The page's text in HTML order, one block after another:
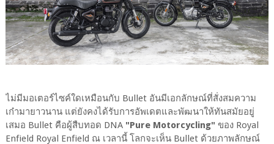
ไม่มีมอเตอร์ไซค์ใดเหมือนกับ Bullet อันมีเอกลักษณ์ที่สั่งสมความ
เก๋ามายาวนาน แต่ยังคงได้รับการอัพเดตและพัฒนาให้ทันสมัยอยู่
เสมอ Bullet คือผู้สืบทอด DNA "Pure Motorcycling" ของ Royal
Enfield Royal Enfield ณ เวลานี้ โลกจะเห็น Bullet ด้วยภาพลักษณ์